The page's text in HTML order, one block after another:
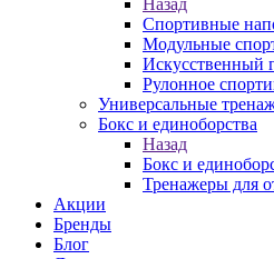
Назад
Спортивные
Модульные
Искусственный
Рулонное
Универсальные
Бокс и единоборства
Назад
Бокс и
Тренажеры для
Акции
Бренды
Блог